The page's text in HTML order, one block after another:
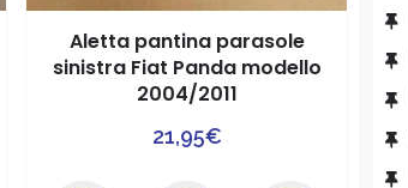
Aletta pantina parasole
sinistra Fiat Panda modello
2004/2011
21,95€